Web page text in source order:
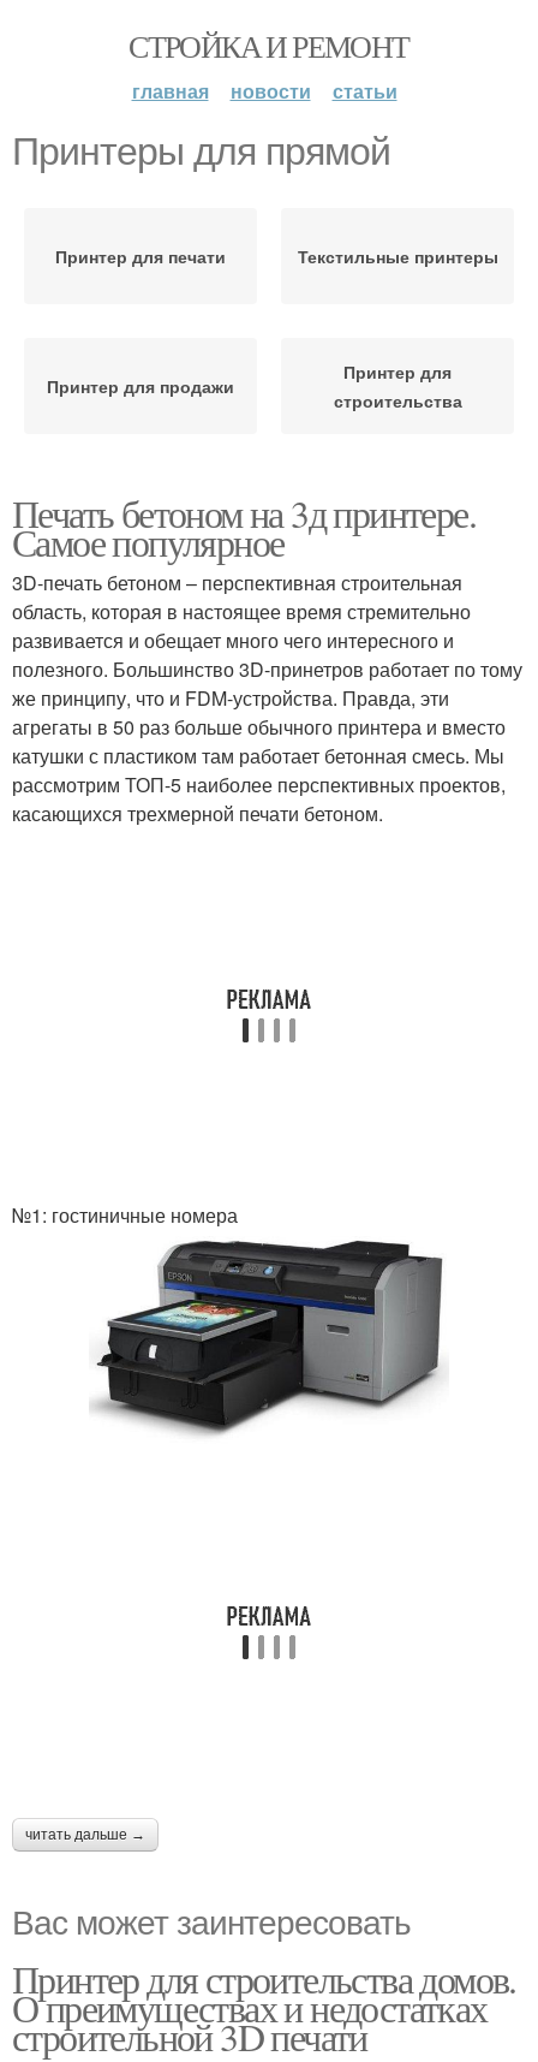
СТРОЙКА И РЕМОНТ
главная новости статьи
Принтеры для прямой
Принтер для печати Текстильные принтеры
Принтер для продажи
Принтер для
строительства
Печать бетоном на 3д принтере.
Самое популярное
3D-печать бетоном – перспективная строительная
область, которая в настоящее время стремительно
развивается и обещает много чего интересного и
полезного. Большинство 3D-принетров работает по тому
же принципу, что и FDM-устройства. Правда, эти
агрегаты в 50 раз больше обычного принтера и вместо
катушки с пластиком там работает бетонная смесь. Мы
рассмотрим ТОП-5 наиболее перспективных проектов,
касающихся трехмерной печати бетоном.
№1: гостиничные номера
читать дальше →
Вас может заинтересовать
Принтер для строительства домов.
О преимуществах и недостатках
строительной 3D печати